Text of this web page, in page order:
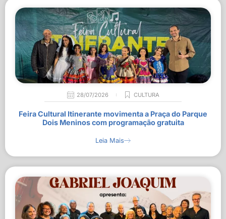
28/07/2026 CULTURA
Feira Cultural Itinerante movimenta a Praça do Parque
Dois Meninos com programação gratuita
Leia Mais